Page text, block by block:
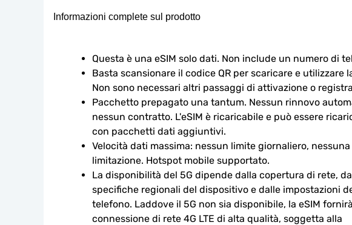
Informazioni complete sul prodotto
Questa è una eSIM solo dati. Non include un numero di
Basta scansionare il codice QR per scaricare e utilizzare
Non sono necessari altri passaggi di attivazione o
Pacchetto prepagato una tantum. Nessun rinnovo
nessun contratto. L'eSIM è ricaricabile e può essere
con pacchetti dati aggiuntivi.
Velocità dati massima: nessun limite giornaliero, nessuna
limitazione. Hotspot mobile supportato.
La disponibilità del 5G dipende dalla copertura di rete,
specifiche regionali del dispositivo e dalle impostazioni
telefono. Laddove il 5G non sia disponibile, la eSIM
connessione di rete 4G LTE di alta qualità, soggetta alla